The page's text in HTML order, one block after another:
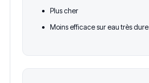
Plus cher
Moins efficace sur eau très dure